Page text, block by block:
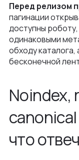
Перед релизом
пагинации
доступны
одинаковыми
обходу каталога,
бесконечной
Noindex,
что